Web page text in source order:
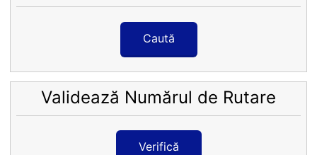
Caută
Validează Numărul de Rutare
Verifică